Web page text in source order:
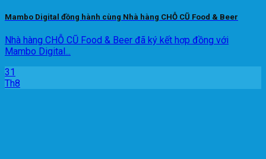
Mambo Digital đồng hành cùng Nhà hàng CHỖ CŨ Food & Beer
Nhà hàng CHỖ CŨ Food & Beer đã ký kết hợp đồng với
Mambo Digital...
31
Th8